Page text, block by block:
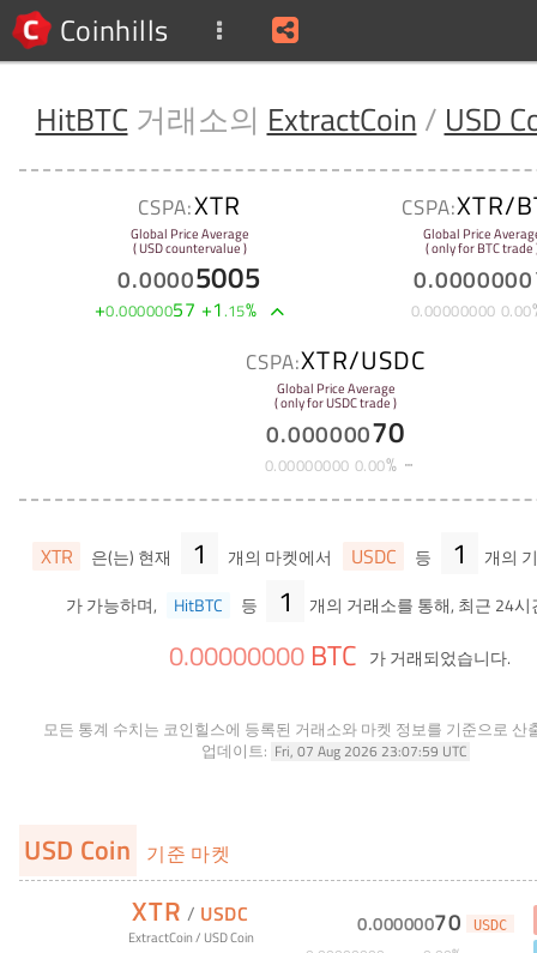
Coinhills
HitBTC 거래소의 ExtractCoin / USD
CSPA:XTR
Global Price Average
( USD countervalue )
0.00005005
+0.00000057 +1.15%
CSPA:XTR/
Global Price
( only for BTC trade
0.0000000
0.00000000 0.00
CSPA:XTR/USDC
Global Price Average
( only for USDC trade )
0.00000070
0.00000000 0.00%
XTR 은(는) 현재 1 개의 마켓에서 USDC 등 1
개의
가 가능하며,
HitBTC 등 1 개의 거래소를 통해, 최근 24
0.00000000 BTC 가 거래되었습니다.
모든 통계 수치는 코인힐스에 등록된 거래소와 마켓 정보를 기준으로 산
업데이트: Fri, 07 Aug 2026 23:07:59 UTC
USD Coin 기준 마켓
XTR / USDC
ExtractCoin/ USD Coin 0.00000070 USDC